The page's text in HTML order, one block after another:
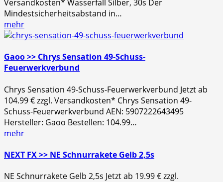
Versandkosten* Wasserfall Silber, 30s Der
Mindestsicherheitsabstand in…
mehr
Gaoo >> Chrys Sensation 49-Schuss-
Feuerwerkverbund
Chrys Sensation 49-Schuss-Feuerwerkverbund Jetzt ab
104.99 € zzgl. Versandkosten* Chrys Sensation 49-
Schuss-Feuerwerkverbund AEN: 5907222643495
Hersteller: Gaoo Bestellen: 104.99…
mehr
NEXT FX >> NE Schnurrakete Gelb 2,5s
NE Schnurrakete Gelb 2,5s Jetzt ab 19.99 € zzgl.